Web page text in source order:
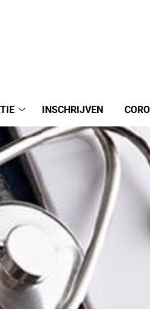
submenu
INSCHRIJVEN